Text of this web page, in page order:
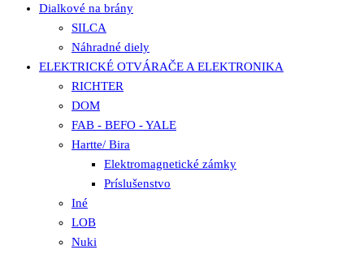
Dialkové na brány
SILCA
Náhradné diely
ELEKTRICKÉ OTVÁRAČE A ELEKTRONIKA
RICHTER
DOM
FAB - BEFO - YALE
Hartte/ Bira
Elektromagnetické zámky
Príslušenstvo
Iné
LOB
Nuki